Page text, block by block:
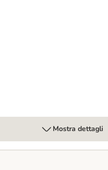
Mostra dettagli